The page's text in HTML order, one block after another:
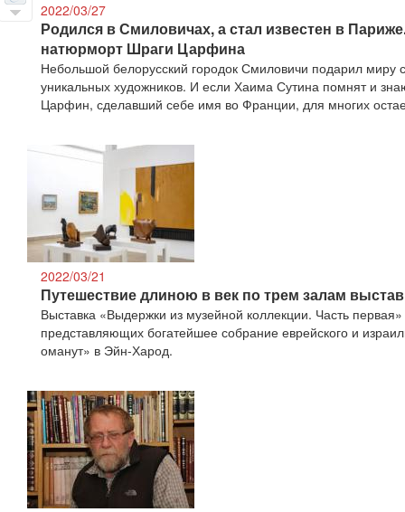
2022/03/27
Родился в Смиловичах, а стал известен в
натюрморт Шраги Царфина
Небольшой белорусский городок Смиловичи подарил миру
уникальных художников. И если Хаима Сутина помнят и
Царфин, сделавший себе имя во Франции, для многих
2022/03/21
Путешествие длиною в век по трем залам
Выставка «Выдержки из музейной коллекции. Часть
представляющих богатейшее собрание еврейского и
оманут» в Эйн-Харод.